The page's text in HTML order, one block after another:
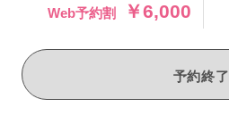
Web予約割
￥6,000
予約終了